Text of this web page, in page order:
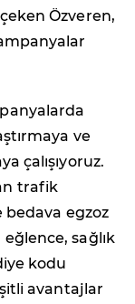
Özveren,
ve
çalışıyoruz.
trafik
bedava egzoz
sağlık
kodu
avantajlar